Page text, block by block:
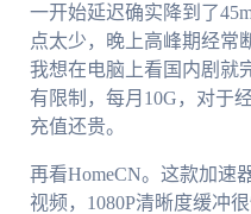
一开始延迟确实降到了
点太少，晚上高峰期经
我想在电脑上看国内剧就
有限制，每月10G，对于
充值还贵。
再看HomeCN。这款加速
视频，1080P清晰度缓冲